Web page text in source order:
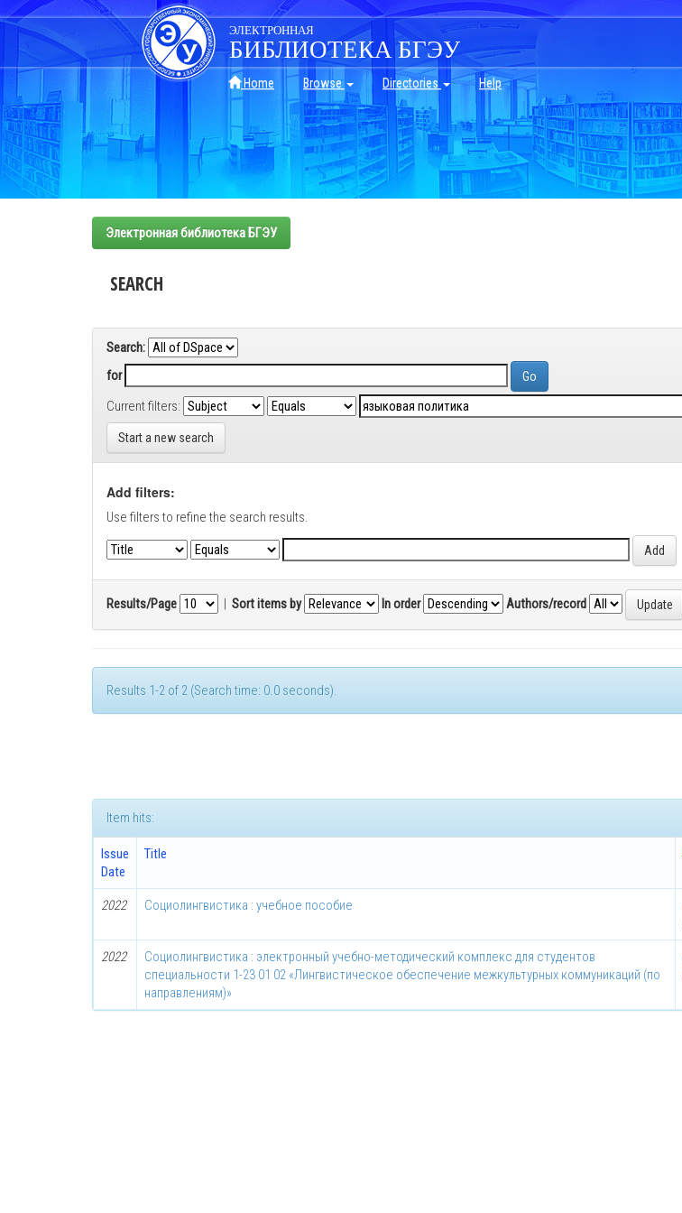
Skip
navigation
ЭЛЕКТРОННАЯ
БИБЛИОТЕКА БГЭУ
Home Browse Directories Help
Электронная библиотека БГЭУ
SEARCH
Search:
for
Current filters:
Start a new search
Add filters:
Use filters to refine the search results.
Results/Page | Sort items by In order Authors/record
Results 1-2 of 2 (Search time: 0.0 seconds).
Item hits:
Issue
Date
Title
2022 Социолингвистика : учебное пособие
2022
Социолингвистика : электронный учебно-методический комплекс для студентов
специальности 1-23 01 02 «Лингвистическое обеспечение межкультурных коммуникаций (по
направлениям)»